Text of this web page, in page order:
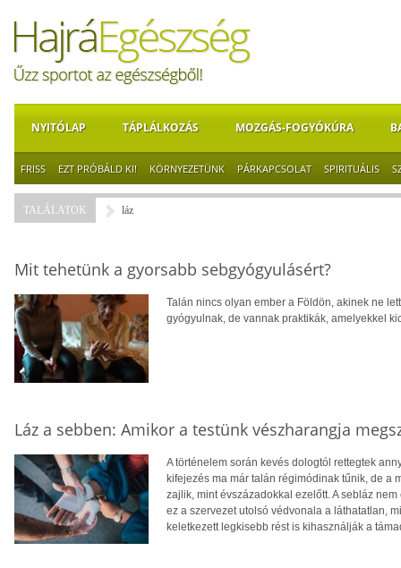
NYITÓLAP TÁPLÁLKOZÁS MOZGÁS-FOGYÓKÚRA
FRISS EZT PRÓBÁLD KI! KÖRNYEZETÜNK PÁRKAPCSOLAT SPIRITUÁLIS
TALÁLATOK láz
Mit tehetünk a gyorsabb sebgyógyulásért?
Talán nincs olyan ember a Földön, akinek ne
gyógyulnak, de vannak praktikák, amelyekkel
Láz a sebben: Amikor a testünk vészharangja
A történelem során kevés dologtól rettegtek
kifejezés ma már talán régimódinak tűnik, de a
zajlik, mint évszázadokkal ezelőtt. A sebláz
ez a szervezet utolsó védvonala a láthatatlan,
keletkezett legkisebb rést is kihasználják a